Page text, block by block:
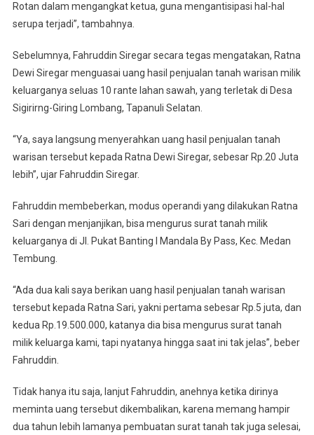
Rotan dalam mengangkat ketua, guna mengantisipasi hal-hal
serupa terjadi”, tambahnya.
Sebelumnya, Fahruddin Siregar secara tegas mengatakan, Ratna
Dewi Siregar menguasai uang hasil penjualan tanah warisan milik
keluarganya seluas 10 rante lahan sawah, yang terletak di Desa
Sigirirng-Giring Lombang, Tapanuli Selatan.
“Ya, saya langsung menyerahkan uang hasil penjualan tanah
warisan tersebut kepada Ratna Dewi Siregar, sebesar Rp.20 Juta
lebih”, ujar Fahruddin Siregar.
Fahruddin membeberkan, modus operandi yang dilakukan Ratna
Sari dengan menjanjikan, bisa mengurus surat tanah milik
keluarganya di Jl. Pukat Banting I Mandala By Pass, Kec. Medan
Tembung.
“Ada dua kali saya berikan uang hasil penjualan tanah warisan
tersebut kepada Ratna Sari, yakni pertama sebesar Rp.5 juta, dan
kedua Rp.19.500.000, katanya dia bisa mengurus surat tanah
milik keluarga kami, tapi nyatanya hingga saat ini tak jelas”, beber
Fahruddin.
Tidak hanya itu saja, lanjut Fahruddin, anehnya ketika dirinya
meminta uang tersebut dikembalikan, karena memang hampir
dua tahun lebih lamanya pembuatan surat tanah tak juga selesai,